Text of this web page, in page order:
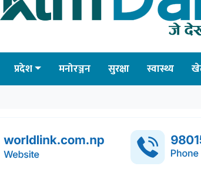
प्रदेश मनोरञ्जन सुरक्षा स्वास्थ्य